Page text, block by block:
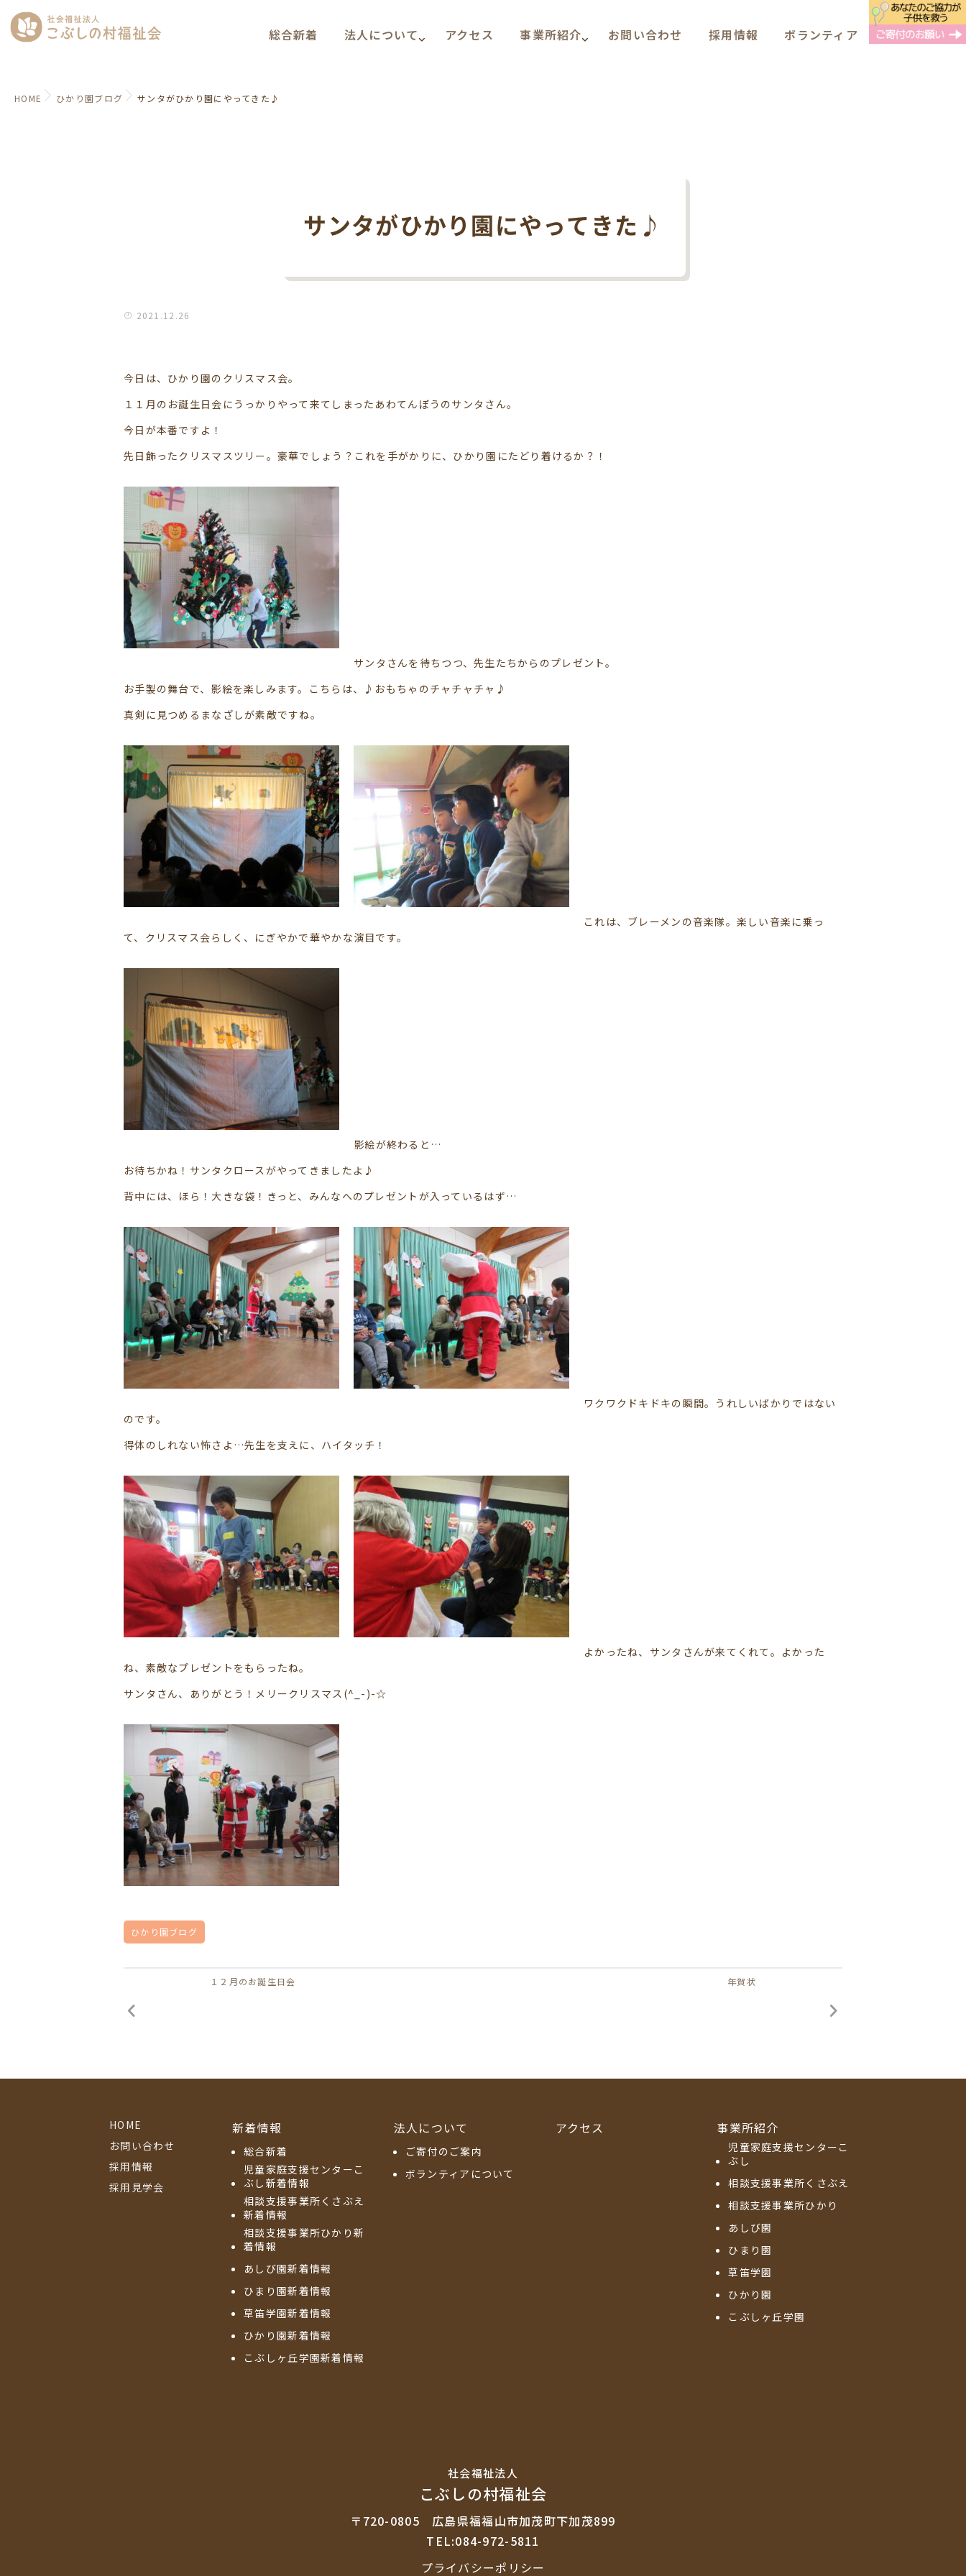
総合新着 法人について アクセス 事業所紹介 お問い合わせ 採用情報 ボランティア
HOME ひかり園ブログ サンタがひかり園にやってきた♪
サンタがひかり園にやってきた♪
2021.12.26
今日は、ひかり園のクリスマス会。
１１月のお誕生日会にうっかりやって来てしまったあわてんぼうのサンタさん。
今日が本番ですよ！
先日飾ったクリスマスツリー。豪華でしょう？これを手がかりに、ひかり園にたどり着けるか？！
サンタさんを待ちつつ、先生たちからのプレゼント。
お手製の舞台で、影絵を楽しみます。こちらは、♪おもちゃのチャチャチャ♪
真剣に見つめるまなざしが素敵ですね。
これは、ブレーメンの音楽隊。楽しい音楽に乗っ
て、クリスマス会らしく、にぎやかで華やかな演目です。
影絵が終わると…
お待ちかね！サンタクロースがやってきましたよ♪
背中には、ほら！大きな袋！きっと、みんなへのプレゼントが入っているはず…
ワクワクドキドキの瞬間。うれしいばかりではない
のです。
得体のしれない怖さよ…先生を支えに、ハイタッチ！
よかったね、サンタさんが来てくれて。よかった
ね、素敵なプレゼントをもらったね。
サンタさん、ありがとう！メリークリスマス(^_-)-☆
ひかり園ブログ
１２月のお誕生日会 年賀状
HOME
お問い合わせ
採用情報
採用見学会
新着情報
総合新着
児童家庭支援センターこ
ぶし新着情報
相談支援事業所くさぶえ
新着情報
相談支援事業所ひかり新
着情報
あしび園新着情報
ひまり園新着情報
草笛学園新着情報
ひかり園新着情報
こぶしヶ丘学園新着情報
法人について
ご寄付のご案内
ボランティアについて
アクセス 事業所紹介
児童家庭支援センターこ
ぶし
相談支援事業所くさぶえ
相談支援事業所ひかり
あしび園
ひまり園
草笛学園
ひかり園
こぶしヶ丘学園
社会福祉法⼈
こぶしの村福祉会
〒720-0805 広島県福福山市加茂町下加茂899
TEL:084-972-5811
プライバシーポリシー